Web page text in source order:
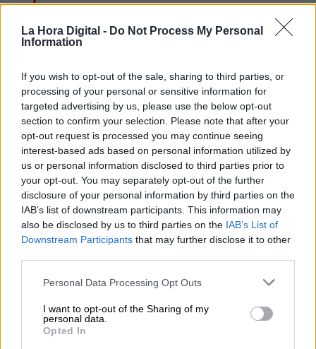
La Hora Digital - Do Not Process My Personal
Information
If you wish to opt-out of the sale, sharing to third parties, or
processing of your personal or sensitive information for
targeted advertising by us, please use the below opt-out
section to confirm your selection. Please note that after your
opt-out request is processed you may continue seeing
interest-based ads based on personal information utilized by
us or personal information disclosed to third parties prior to
your opt-out. You may separately opt-out of the further
disclosure of your personal information by third parties on the
IAB’s list of downstream participants. This information may
also be disclosed by us to third parties on the IAB’s List of
Downstream Participants that may further disclose it to other
Personal Data Processing Opt Outs
I want to opt-out of the Sharing of my
personal data.
Opted In
OPINIONES DIVERSAS
¿La ciudadanía de Occidente
es consciente del riesgo de
una tercera guerra mundial?
Por Álvaro Frutos Rosado y Gabinete
Geopolítica de Crisis
Suelta y confía
Por María Comesaña
El Conflicto de Oriente Medio:
Un Nuevo Orden Autoritario
en Construcción